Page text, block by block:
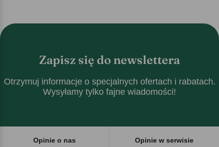
Zapisz się do newslettera
Otrzymuj informacje o specjalnych ofertach i rabatach.
Wysyłamy tylko fajne wiadomości!
Opinie o nas Opinie w serwisie